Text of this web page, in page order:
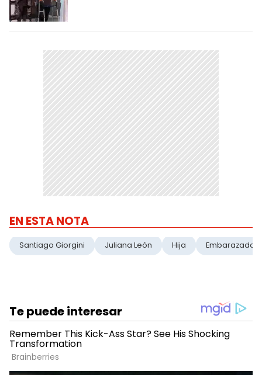
EN ESTA NOTA
Santiago Giorgini Juliana León Hija Embarazada